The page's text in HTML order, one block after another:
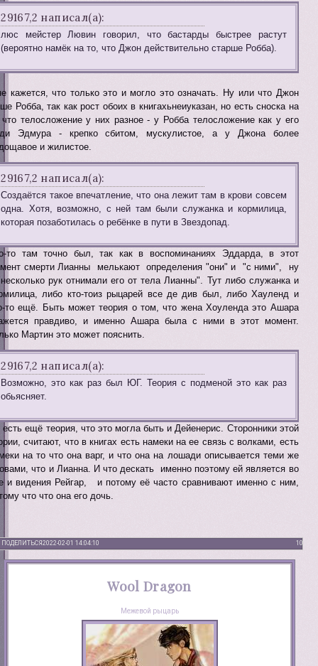
29167,2 написал(а):
люс мейстер Лювин говорил, что бастарды быстрее растут
(вероятно намёк на то, что Джон действительно старше Робба).
кажется, что только это и могло это означать. Ну или что Джон
Робба, так как рост обоих в книгахьнеиуказан, но есть сноска на
что телосложение у них разное - у Робба телосложение как у его
Эдмура - крепко сбитом, мускулистое, а у Джона более
и жилистое.
29167,2 написал(а):
Создаётся такое впечатление, что она лежит там в крови совсем
одна. Хотя, возможно, с ней там были служанка и кормилица,
которая позаботилась о ребёнке в пути в Звездопад.
то там точно был, так как в воспоминаниях Эддарда, в этот
смерти Лианны мелькают определения "они" и "с ними", ну
рук отнимали его от тела Лианны". Тут либо служанка и
либо кто-тоиз рыцарей все де див был, либо Хауленд и
то ещё. Быть может теория о том, что жена Хоуленда это Ашара
правдиво, и именно Ашара была с ними в этот момент.
Мартин это может пояснить.
29167,2 написал(а):
Возможно, это как раз был ЮГ. Теория с подменой это как раз
обьясняет.
ещё теория, что это могла быть и Дейенерис. Сторонники этой
считают, что в книгах есть намеки на ее связь с волками, есть
на то что она варг, и что она на лошади описывается теми же
что и Лианна. И что дескать именно поэтому ей является во
и видения Рейгар, и потому её часто сравнивают именно с ним,
что что она его дочь.
ПОДЕЛИТЬСЯ 10
2022-02-01 14:04:10
Wool Dragon
Межевой рыцарь